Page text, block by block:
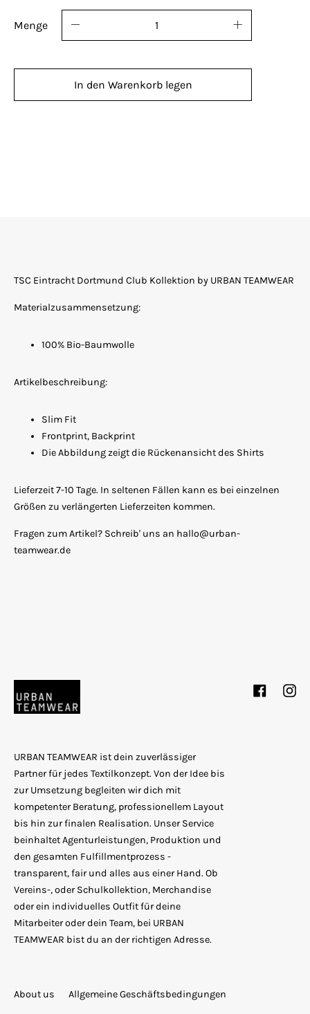
Standard Platzierung der optionalen ID: rechte
Brust oder rechts unten. Individualisierte
Menge
In den Warenkorb legen
TSC Eintracht Dortmund Club Kollektion by URBAN TEAMWEAR
Materialzusammensetzung:
100% Bio-Baumwolle
Artikelbeschreibung:
Slim Fit
Frontprint, Backprint
Die Abbildung zeigt die Rückenansicht des Shirts
Lieferzeit 7-10 Tage. In seltenen Fällen kann es bei einzelnen
Größen zu verlängerten Lieferzeiten kommen.
Fragen zum Artikel? Schreib' uns an hallo@urban-
teamwear.de
Facebook
URBAN TEAMWEAR ist dein zuverlässiger
Partner für jedes Textilkonzept. Von der Idee bis
zur Umsetzung begleiten wir dich mit
kompetenter Beratung, professionellem Layout
bis hin zur finalen Realisation. Unser Service
beinhaltet Agenturleistungen, Produktion und
den gesamten Fulfillmentprozess -
transparent, fair und alles aus einer Hand. Ob
Vereins-, oder Schulkollektion, Merchandise
oder ein individuelles Outfit für deine
Mitarbeiter oder dein Team, bei URBAN
TEAMWEAR bist du an der richtigen Adresse.
About us Allgemeine Geschäftsbedingungen